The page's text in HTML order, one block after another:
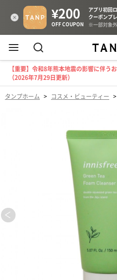
【重要】令和8年熊本地震の影響に伴う
（2026年7月29日更新）
タンプホーム > コスメ・ビューティー >